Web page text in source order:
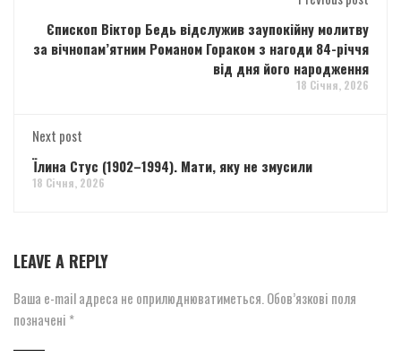
Єпископ Віктор Бедь відслужив заупокійну молитву
за вічнопам’ятним Романом Гораком з нагоди 84-річчя
від дня його народження
18 Січня, 2026
Next post
Їлина Стус (1902–1994). Мати, яку не змусили
18 Січня, 2026
LEAVE A REPLY
Ваша e-mail адреса не оприлюднюватиметься. Обов’язкові поля
позначені *